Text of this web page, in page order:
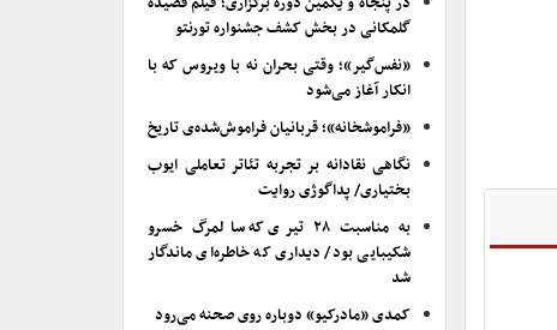
گلمکانی در بخش کشف جشنواره تورنتو
«نفس‌گیر»؛ وقتی بحران نه با ویروس که با
انکار آغاز می‌شود
«فراموشخانه»؛ قربانیان فراموش‌شده‌ی تاریخ
نگاهی نقادانه بر تجربه تئاتر تعاملی ایوب
بختیاری/ پداگوژی روایت
به مناسبت ۲۸ تیری که سالمرگ خسرو
شکیبایی بود/ دیداری که خاطره‌ای ماندگار
شد
کمدی «مادرکیو» دوباره روی صحنه می‌رود